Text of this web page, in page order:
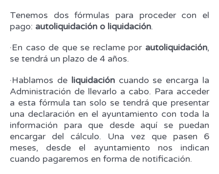
Tenemos dos fórmulas para proceder con el
pago: autoliquidación o liquidación.
·En caso de que se reclame por autoliquidación,
se tendrá un plazo de 4 años.
·Hablamos deliquidacióncuando se encarga la
Administración de llevarlo a cabo. Para acceder
a esta fórmula tan solo se tendrá que presentar
una declaración en el ayuntamiento con toda la
información para que desde aquí se puedan
encargar del cálculo. Una vez que pasen 6
meses, desde el ayuntamiento nos indican
cuando pagaremos en forma de notificación.